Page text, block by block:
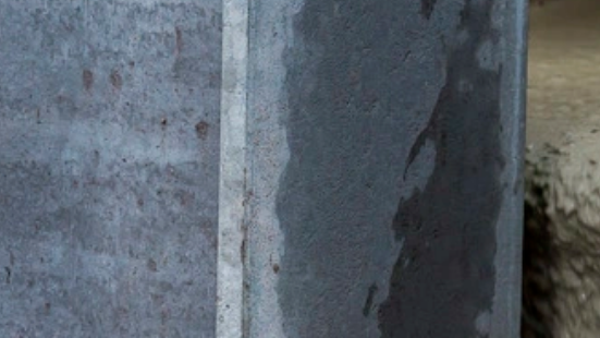
en te installeren. Deze is beschikbaar onder de volgende link:
Google Analytics voorkomen door op de volgende link te klikken. Er wordt een
bij een bezoek aan deze website voorkomt:
bij Google Analytics treft u aan in de verklaring betreffende
6004245?hl=de
gesloten voor de verwerking van ordergegevens en wij implementeren de
in hun geheel bij gebruik van Google Analytics.